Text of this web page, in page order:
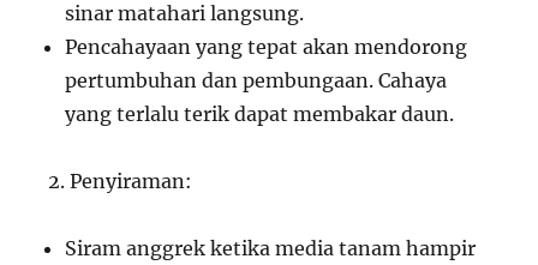
sinar matahari langsung.
Pencahayaan yang tepat akan mendorong
pertumbuhan dan pembungaan. Cahaya
yang terlalu terik dapat membakar daun.
Penyiraman:
Siram anggrek ketika media tanam hampir